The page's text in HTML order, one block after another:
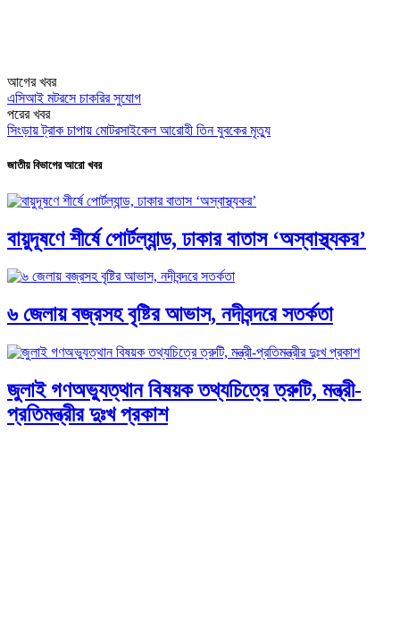
আগের খবর
এসিআই মটরসে চাকরির সুযোগ
পরের খবর
সিংড়ায় ট্রাক চাপায় মোটরসাইকেল আরোহী তিন যুবকের মৃত্যু
জাতীয় বিভাগের আরো খবর
বায়ুদূষণে শীর্ষে পোর্টল্যান্ড, ঢাকার বাতাস ‘অস্বাস্থ্যকর’
৬ জেলায় বজ্রসহ বৃষ্টির আভাস, নদীবন্দরে সতর্কতা
জুলাই গণঅভ্যুত্থান বিষয়ক তথ্যচিত্রে ত্রুটি, মন্ত্রী-
প্রতিমন্ত্রীর দুঃখ প্রকাশ